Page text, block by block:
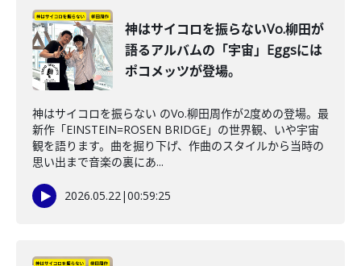
神はサイコロを振らないVo.柳田が
語るアルバムの「宇宙」Eggsには
ポコメッツが登場。
神はサイコロを振らない のVo.柳田周作が2度めの登場。最
新作「EINSTEIN=ROSEN BRIDGE」の世界観、いや宇宙
観を語ります。曲を掘り下げ、作曲のスタイルから当時の
思い出まで音楽の裏にあ...
2026.05.22|00:59:25